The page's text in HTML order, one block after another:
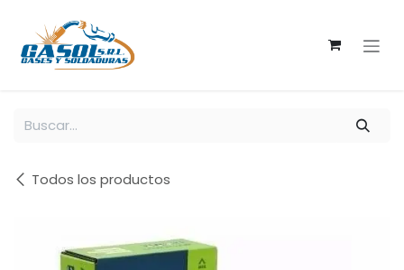
Todos los productos